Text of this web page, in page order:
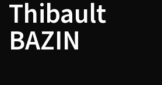
Skip
content
Thibault
BAZIN
Navigation
de